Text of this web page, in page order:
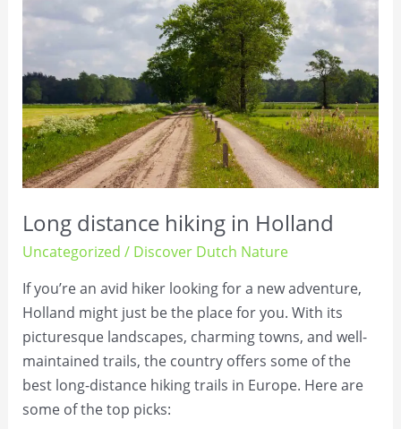
Long distance hiking in Holland
Uncategorized / Discover Dutch Nature
If you’re an avid hiker looking for a new adventure,
Holland might just be the place for you. With its
picturesque landscapes, charming towns, and well-
maintained trails, the country offers some of the
best long-distance hiking trails in Europe. Here are
some of the top picks:
Holland